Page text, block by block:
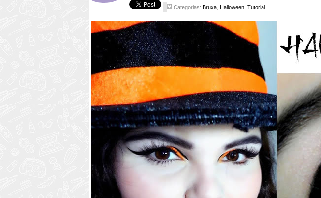
Categorias: Bruxa Halloween Tutorial